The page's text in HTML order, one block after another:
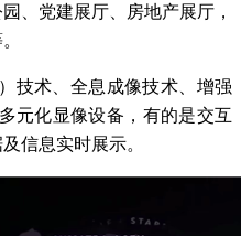
、党建展厅、房地产展厅，
技术、全息成像技术、增强
元化显像设备，有的是交互
信息实时展示。